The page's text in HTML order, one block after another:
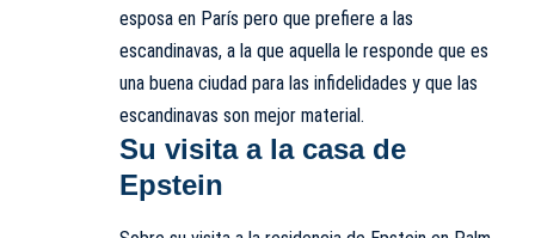
esposa en París pero que prefiere a las
escandinavas, a la que aquella le responde que es
una buena ciudad para las infidelidades y que las
escandinavas son mejor material.
Su visita a la casa de
Epstein